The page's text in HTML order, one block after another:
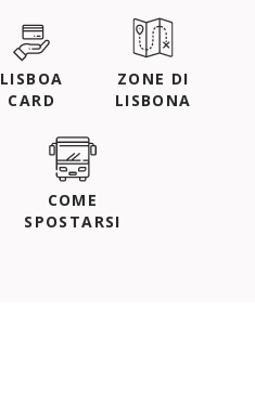
LISBOA
CARD
ZONE DI
LISBONA
COME
SPOSTARSI